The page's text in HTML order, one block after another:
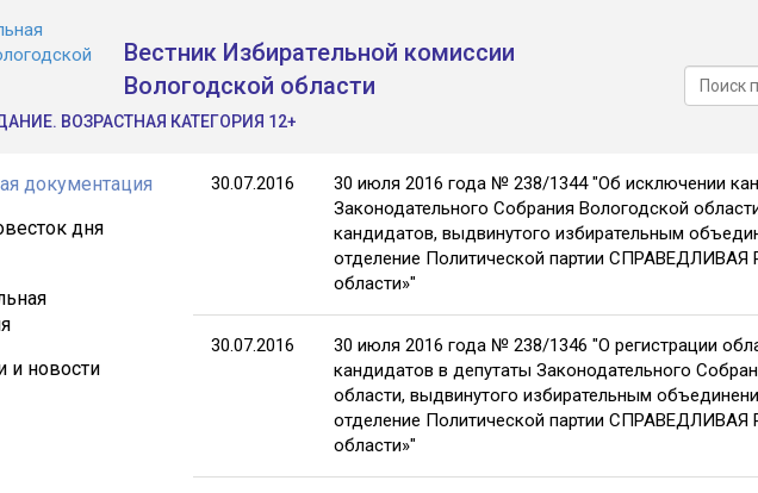
Вестник Избирательной комиссии
Вологодской области
ВОЗРАСТНАЯ КАТЕГОРИЯ 12+
документация
дня
и новости
30.07.2016
30 июля 2016 года № 238/1344 "Об исключении
Законодательного Собрания Вологодской
кандидатов, выдвинутого избирательным
отделение Политической партии
области»"
30.07.2016
30 июля 2016 года № 238/1346 "О регистрации
кандидатов в депутаты Законодательного
области, выдвинутого избирательным
отделение Политической партии
области»"